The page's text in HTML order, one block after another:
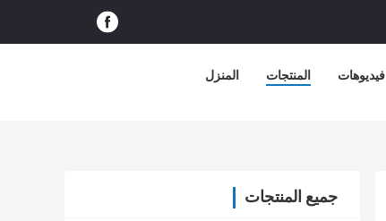
المنزل المنتجات فيديوهات
جميع المنتجات